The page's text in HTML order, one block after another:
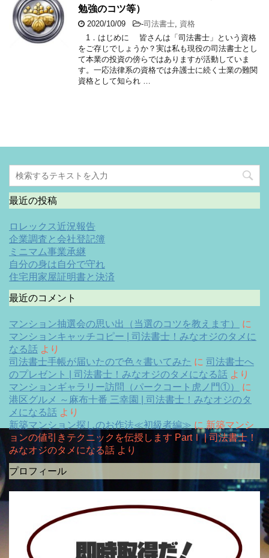
勉強のコツ等）
2020/10/09 -司法書士 資格
1．はじめに 皆さんは「司法書士」という資格
をご存じでしょうか？実は私も現役の司法書士とし
て本業の投資の傍らではありますが活動していま
す。一応法律系の資格では弁護士に続く士業の難関
資格として知られ …
最近の投稿
ロレックス近況報告
企業調査と会社登記簿
ミニマム事業承継
自分の身は自分で守れ
住宅用家屋証明書と決済
最近のコメント
マンション抽選会の思い出（当選のコツを教えます）
に
マンションキャッチコピー | 司法書士！みなオジのタメに
なる話 より
司法書士手帳が届いたので色々書いてみた に 司法書士へ
のプレゼント | 司法書士！みなオジのタメになる話 より
マンションギャラリー訪問（パークコート虎ノ門①）
に
港区グルメ ～麻布十番 三幸園 | 司法書士！みなオジのタ
メになる話 より
新築マンション探しのお作法≪初級者編≫ に 新築マンシ
ョンの値引きテクニックを伝授します PartⅠ | 司法書士！
みなオジのタメになる話 より
プロフィール